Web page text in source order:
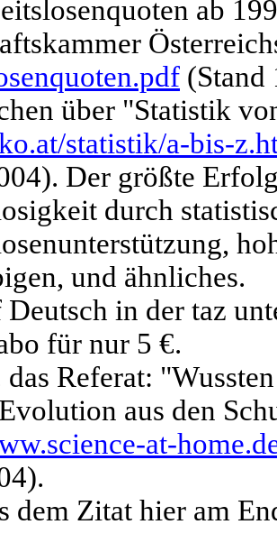
ab
(Stand
über "Statistik
statistik/a-bis-
Der größte
durch
und ähnliches.
Deutsch in der taz
für nur 5 €.
das Referat:
aus den
at-
dem Zitat hier am